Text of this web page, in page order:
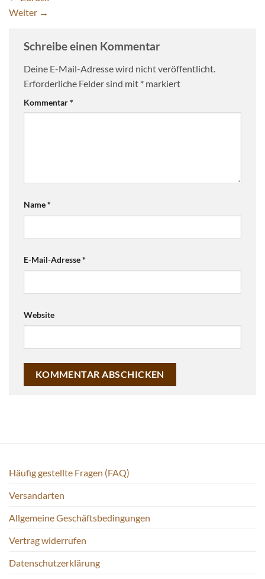
Weiter →
Schreibe einen Kommentar
Deine E-Mail-Adresse wird nicht veröffentlicht.
Erforderliche Felder sind mit * markiert
Kommentar*
Name*
E-Mail-Adresse*
Website
Häufig gestellte Fragen (FAQ)
Versandarten
Allgemeine Geschäftsbedingungen
Vertrag widerrufen
Datenschutzerklärung